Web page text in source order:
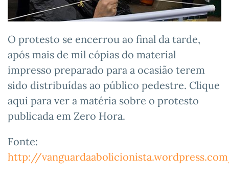
O protesto se encerrou ao final da tarde,
após mais de mil cópias do material
impresso preparado para a ocasião terem
sido distribuídas ao público pedestre. Clique
aqui para ver a matéria sobre o protesto
publicada em Zero Hora.
Fonte:
http://